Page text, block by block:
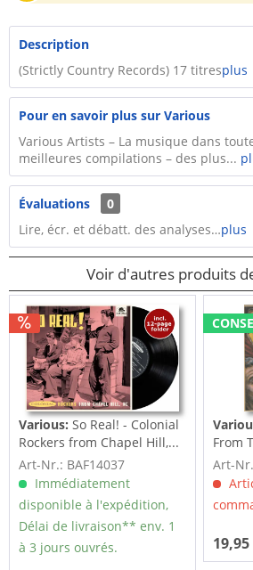
Description
​(Strictly Country Records) 17 titresplus
Pour en savoir plus sur Various
Various Artists – La musique dans
meilleures compilations – des plus...
Évaluations
0
Lire, écr. et débatt. des analyses…plus
Voir d'autres produits
Various:So Real! - Colonial
Rockers from Chapel Hill,...
Art-Nr.: BAF14037
Immédiatement
disponible à l'expédition,
Délai de livraison** env. 1
à 3 jours ouvrés.
From
Vol.5...
Art-